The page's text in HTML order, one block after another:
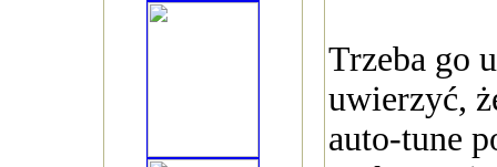
Trzeba go
uwierzyć,
auto-tune